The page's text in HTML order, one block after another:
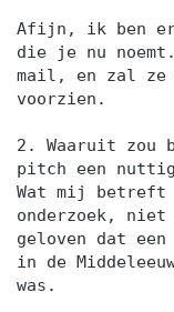
Afijn, ik ben erg
die je nu
mail, en zal ze
voorzien.
2. Waaruit zou
pitch een
Wat mij betreft
onderzoek,
geloven dat
in de
was.